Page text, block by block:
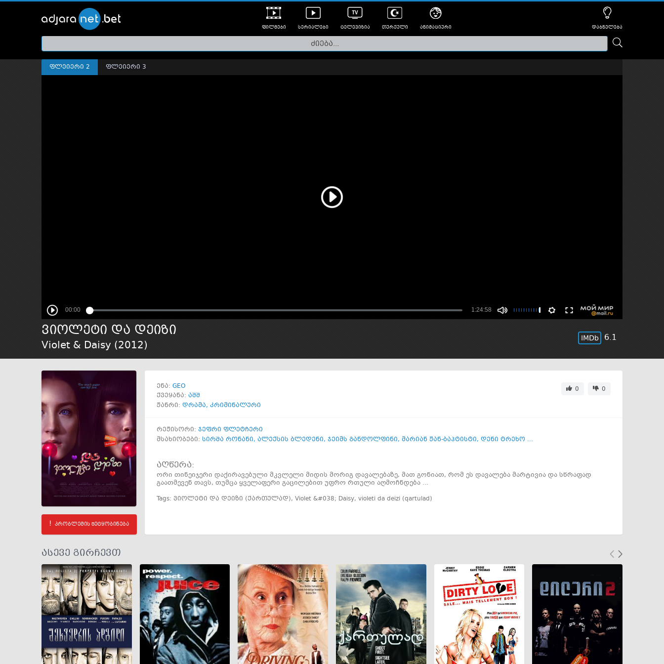
ფილმები
თრეილერები
სერიალები ტელევიზია თურქული ანიმაციური დაბნელება
ფლეიერი 2 ფლეიერი 3
ვიოლეტი და დეიზი
Violet & Daisy (2012)
6.1
პრობლემის შეტყობინება
ენა: GEO
ქვეყანა: აშშ
0
0
ჟანრი: დრამა, კრიმინალური
რეჟისორი: ჯეფრი ფლეტჩერი
მსახიობები: სირშა რონანი, ალექსის ბლედენი, ჯეიმს განდოლფინი, მარიან ჟან-ბაპტისტი, დენი ტრეხო ...
აღწერა:
ორი თინეიჯერი დაქირავებული მკვლელი მიდის მორიგ დავალებაზე, მათ გონიათ, რომ ეს დავალება მარტივია და სწრაფად
გაათმევენ თავს, თუმცა ყველაფერი გაცილებით უფრო რთული აღმოჩნდება ...
Tags: ვიოლეტი და დეიზი (ქართულად), Violet &#038; Daisy, violeti da deizi (qartulad)
ასევე გირჩევთ